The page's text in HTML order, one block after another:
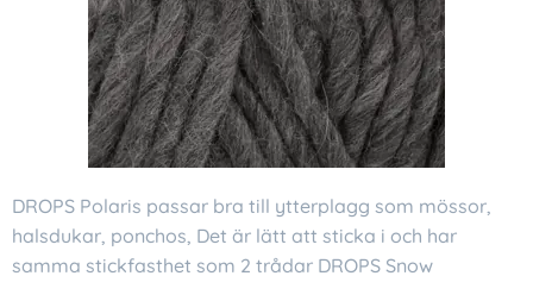
DROPS Polaris passar bra till ytterplagg som mössor,
halsdukar, ponchos, Det är lätt att sticka i och har
samma stickfasthet som 2 trådar DROPS Snow